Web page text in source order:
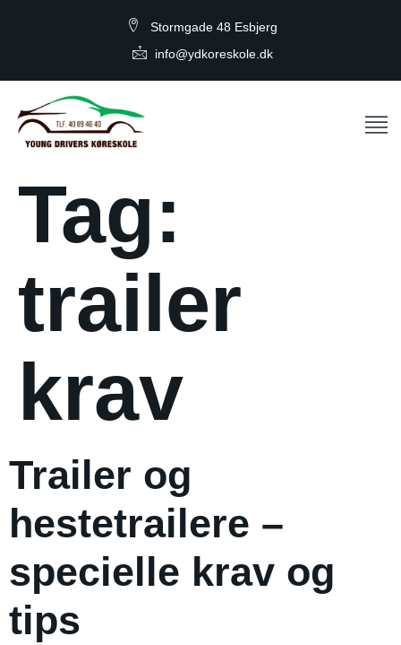
Stormgade 48 Esbjerg
info@ydkoreskole.dk
Tag:
trailer
krav
Trailer og
hestetrailere –
specielle krav og
tips